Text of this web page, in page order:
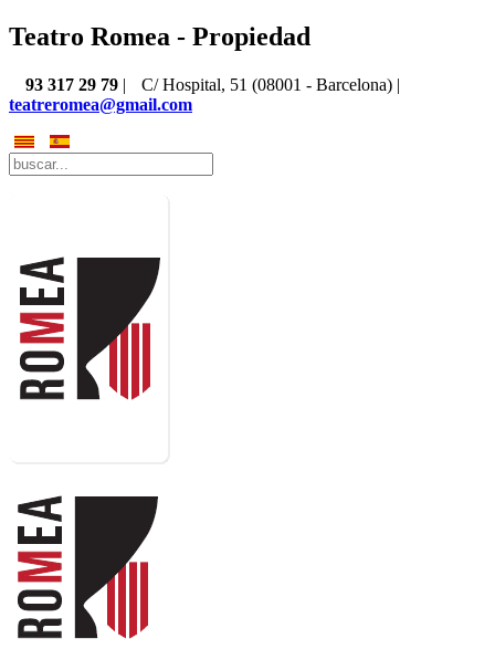
Teatro Romea - Propiedad
93 317 29 79 |
C/ Hospital, 51 (08001 - Barcelona) |
teatreromea@gmail.com